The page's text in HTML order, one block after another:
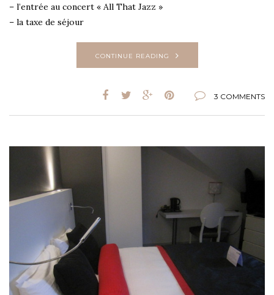
– l’entrée au concert « All That Jazz »
– la taxe de séjour
CONTINUE READING
3 COMMENTS